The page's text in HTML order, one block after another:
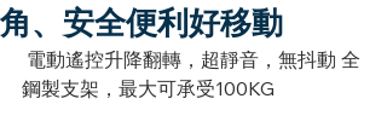
角、安全便利好移動
鋼製支架，最大可承受100KG